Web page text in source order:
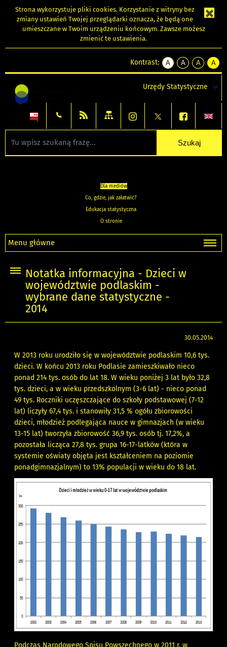
Strona wykorzystuje pliki cookies. Korzystanie z witryny bez
zmiany ustawień Twojej przeglądarki oznacza, że będą one
umieszczane w Twoim urządzeniu końcowym. Zawsze możesz
zmienić te ustawienia.
Kontrast:
A
kontrast
A
kontrast
tekst
czarnym
A
kontrast
tekst
czarnym
A
tekst
żółtym
Urzędy Statystyczne
Dla mediów
Co, gdzie, jak załatwić?
Edukacja statystyczna
O stronie
Menu główne
Notatka informacyjna - Dzieci w
województwie podlaskim -
wybrane dane statystyczne -
2014
30.05.2014
W 2013 roku urodziło się w województwie podlaskim 10,6 tys.
dzieci. W końcu 2013 roku Podlasie zamieszkiwało nieco
ponad 214 tys. osób do lat 18. W wieku poniżej 3 lat było 32,8
tys. dzieci, a w wieku przedszkolnym (3-6 lat) - nieco ponad
49 tys. Roczniki uczęszczające do szkoły podstawowej (7-12
lat) liczyły 67,4 tys. i stanowiły 31,5 % ogółu zbiorowości
dzieci, młodzież podlegająca nauce w gimnazjach (w wieku
13-15 lat) tworzyła zbiorowość 36,9 tys. osób tj. 17,2%, a
pozostała licząca 27,8 tys. grupa 16-17-latków (która w
systemie oświaty objęta jest kształceniem na poziomie
ponadgimnazjalnym) to 13% populacji w wieku do 18 lat.